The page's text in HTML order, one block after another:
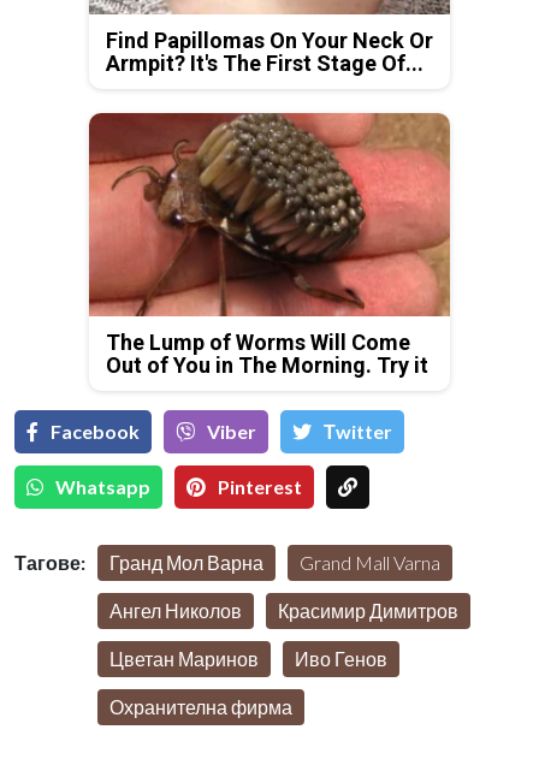
Find Papillomas On Your Neck Or
Armpit? It's The First Stage Of...
The Lump of Worms Will Come
Out of You in The Morning. Try it
Facebook Viber Тwitter
Whatsapp Pinterest
Тагове: Гранд Мол Варна Grand Mall Varna
Ангел Николов Красимир Димитров
Цветан Маринов Иво Генов
Охранителна фирма